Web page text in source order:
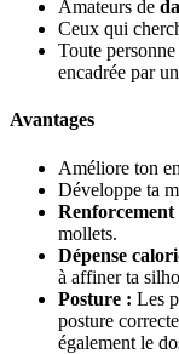
Amateurs de
Ceux qui
Toute
encadrée par
Avantages
Améliore ton
Développe ta
mollets.
Dépense
à affiner ta
Posture : Les
posture
également le